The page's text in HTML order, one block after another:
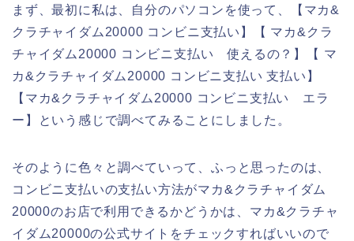
まず、最初に私は、自分のパソコンを使って、【マカ&
クラチャイダム20000 コンビニ支払い】【 マカ&クラ
チャイダム20000 コンビニ支払い 使えるの？】【 マ
カ&クラチャイダム20000 コンビニ支払い 支払い】
【マカ&クラチャイダム20000 コンビニ支払い エラ
ー】という感じで調べてみることにしました。
そのように色々と調べていって、ふっと思ったのは、
コンビニ支払いの支払い方法がマカ&クラチャイダム
20000のお店で利用できるかどうかは、マカ&クラチャ
イダム20000の公式サイトをチェックすればいいので